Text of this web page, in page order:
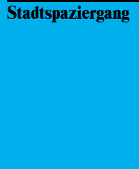
Stadtspaziergang